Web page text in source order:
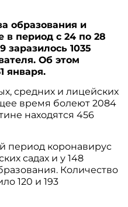
образования и
в период с 24 по 28
заразилось 1035
Об этом
января.
средних и лицейских
время болеют 2084
находятся 456
период коронавирус
садах и у 148
Количество
120 и 193